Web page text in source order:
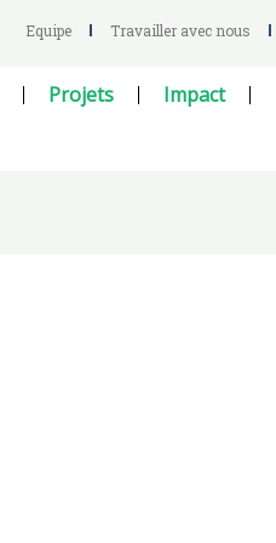
Equipe Travailler avec nous
Projets Impact